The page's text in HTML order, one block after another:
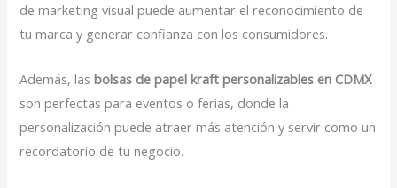
de marketing visual puede aumentar el reconocimiento de
tu marca y generar confianza con los consumidores.
Además, lasbolsas de papel kraft personalizables en CDMX
son perfectas para eventos o ferias, donde la
personalización puede atraer más atención y servir como un
recordatorio de tu negocio.